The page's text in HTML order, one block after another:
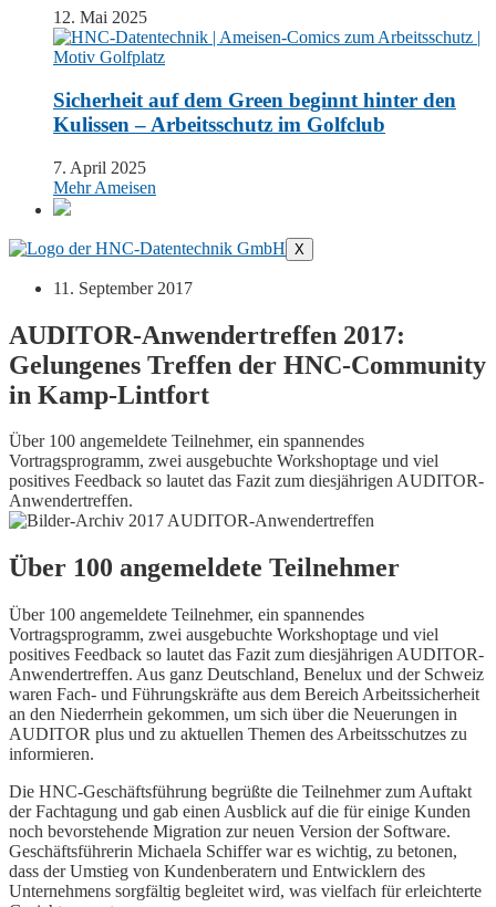
12. Mai 2025
Sicherheit auf dem Green beginnt hinter den
Kulissen – Arbeitsschutz im Golfclub
7. April 2025
Mehr Ameisen
X
11. September 2017
AUDITOR-Anwendertreffen 2017:
Gelungenes Treffen der HNC-Community
in Kamp-Lintfort
Über 100 angemeldete Teilnehmer, ein spannendes
Vortragsprogramm, zwei ausgebuchte Workshoptage und viel
positives Feedback so lautet das Fazit zum diesjährigen AUDITOR-
Anwendertreffen.
Über 100 angemeldete Teilnehmer
Über 100 angemeldete Teilnehmer, ein spannendes
Vortragsprogramm, zwei ausgebuchte Workshoptage und viel
positives Feedback so lautet das Fazit zum diesjährigen AUDITOR-
Anwendertreffen. Aus ganz Deutschland, Benelux und der Schweiz
waren Fach- und Führungskräfte aus dem Bereich Arbeitssicherheit
an den Niederrhein gekommen, um sich über die Neuerungen in
AUDITOR plus und zu aktuellen Themen des Arbeitsschutzes zu
informieren.
Die HNC-Geschäftsführung begrüßte die Teilnehmer zum Auftakt
der Fachtagung und gab einen Ausblick auf die für einige Kunden
noch bevorstehende Migration zur neuen Version der Software.
Geschäftsführerin Michaela Schiffer war es wichtig, zu betonen,
dass der Umstieg von Kundenberatern und Entwicklern des
Unternehmens sorgfältig begleitet wird, was vielfach für erleichterte